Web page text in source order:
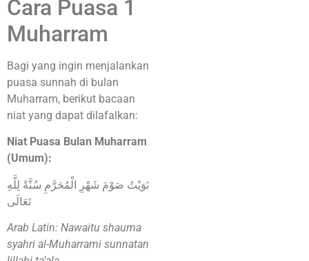
Cara Puasa 1
Muharram
Bagi yang ingin menjalankan
puasa sunnah di bulan
Muharram, berikut bacaan
niat yang dapat dilafalkan:
Niat Puasa Bulan Muharram
(Umum):
نَوَيْتُ صَوْمَ شَهْرِ الْمُحَرَّمِ سُنَّةً لِلَّهِ
تَعَالَى
Arab Latin: Nawaitu shauma
syahri al-Muharrami sunnatan